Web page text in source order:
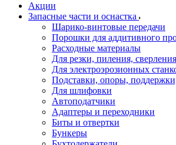
Акции
Запасные части и оснастка
Шарико-винтовые передачи
Порошки для аддитивного
Расходные материалы
Для резки, пиления, сверления
Для электроэрозионных
Подставки, опоры,
Для шлифовки
Автоподатчики
Адаптеры и переходники
Биты и отвертки
Бункеры